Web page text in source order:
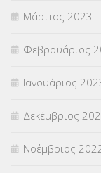
Μάρτιος 2023
Φεβρουάριος
Ιανουάριος
Δεκέμβριος
Νοέμβριος